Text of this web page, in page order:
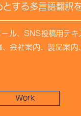
する多言語翻訳
ル、SNS投稿用テキ
会社案内、製品案内
Work